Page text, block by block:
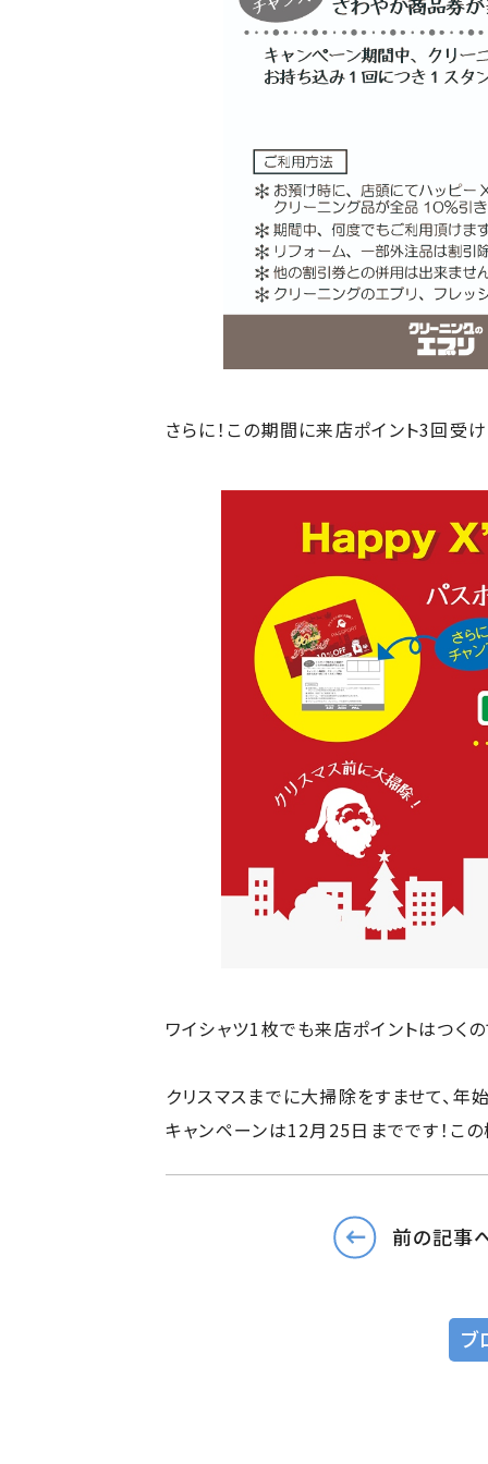
さらに！この期間に来店ポイント3回受
ワイシャツ1枚でも来店ポイントはつく
クリスマスまでに大掃除をすませて、年
キャンペーンは12月25日までです！こ
前の記事
ブ